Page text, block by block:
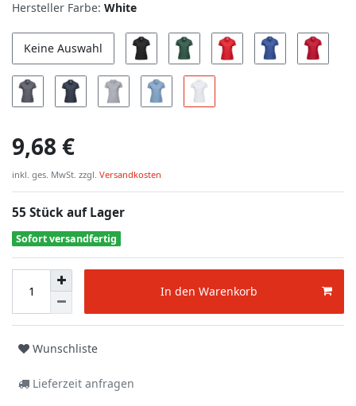
Hersteller Farbe: White
Keine Auswahl
9,68 €
inkl. ges. MwSt. zzgl. Versandkosten
55 Stück auf Lager
Sofort versandfertig
In den Warenkorb
Wunschliste
Lieferzeit anfragen